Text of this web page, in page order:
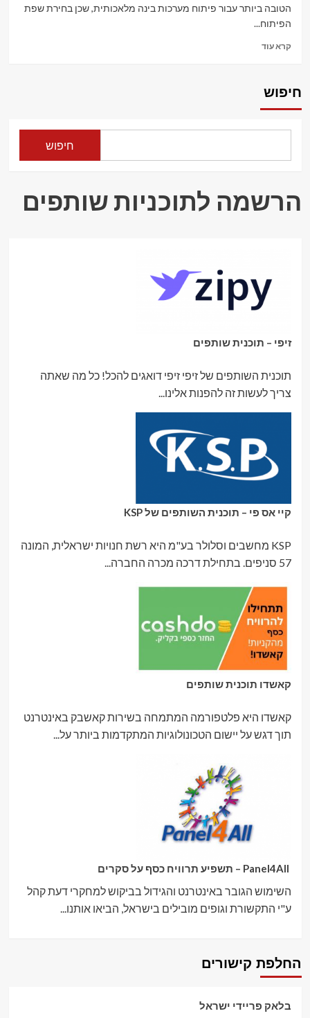
הטובה ביותר עבור פיתוח מערכות בינה מלאכותית, שכן בחירת שפת
הפיתוח...
קרא עודRead
בינה
חיפוש
חיפוש
הרשמה לתוכניות שותפים
זיפי – תוכנית שותפים
תוכנית השותפים של זיפי זיפי דואגים להכל! כל מה שאתה
צריך לעשות זה להפנות אלינו...
קיי אס פי – תוכנית השותפים של KSP
KSP מחשבים וסלולר בע"מ היא רשת חנויות ישראלית, המונה
57 סניפים. בתחילת דרכה מכרה החברה...
קאשדו תוכנית שותפים
קאשדו היא פלטפורמה המתמחה בשירות קאשבק באינטרנט
תוך דגש על יישום הטכונולוגיות המתקדמות ביותר על...
השימוש הגובר באינטרנט והגידול בביקוש למחקרי דעת קהל
ע"י התקשורת וגופים מובילים בישראל, הביאו אותנו...
החלפת קישורים
בלאק פריידי ישראל